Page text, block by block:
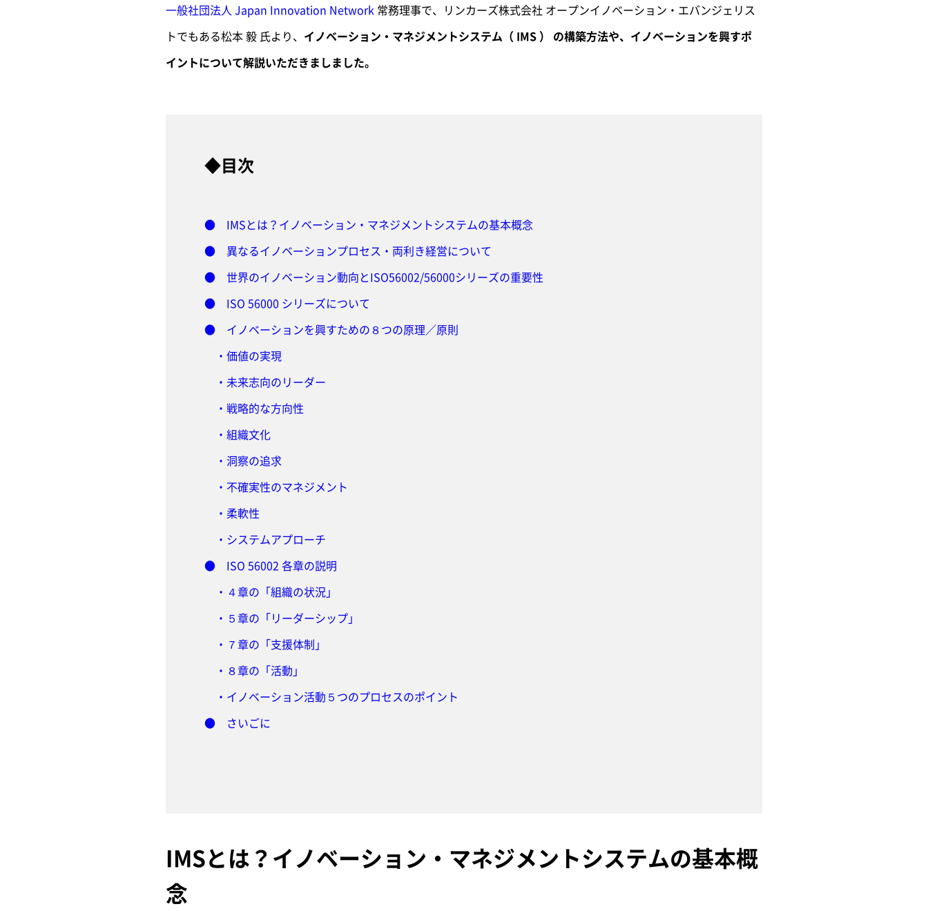
一般社団法人 Japan Innovation Network 常務理事で、リンカーズ株式会社 オープンイノベーション・エバンジェリス
トでもある松本 毅 氏より、 イノベーション・マネジメントシステム（ IMS ） の構築方法や、イノベーションを興すポ
イントについて解説いただきましました。
◆目次
● IMSとは？イノベーション・マネジメントシステムの基本概念
● 異なるイノベーションプロセス・両利き経営について
● 世界のイノベーション動向とISO56002/56000シリーズの重要性
● ISO 56000 シリーズについて
● イノベーションを興すための８つの原理／原則
・価値の実現
・未来志向のリーダー
・戦略的な方向性
・組織文化
・洞察の追求
・不確実性のマネジメント
・柔軟性
・システムアプローチ
● ISO 56002 各章の説明
・４章の「組織の状況」
・５章の「リーダーシップ」
・７章の「支援体制」
・８章の「活動」
・イノベーション活動５つのプロセスのポイント
● さいごに
IMSとは？イノベーション・マネジメントシステムの基本概
念